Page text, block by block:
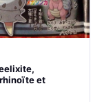
et